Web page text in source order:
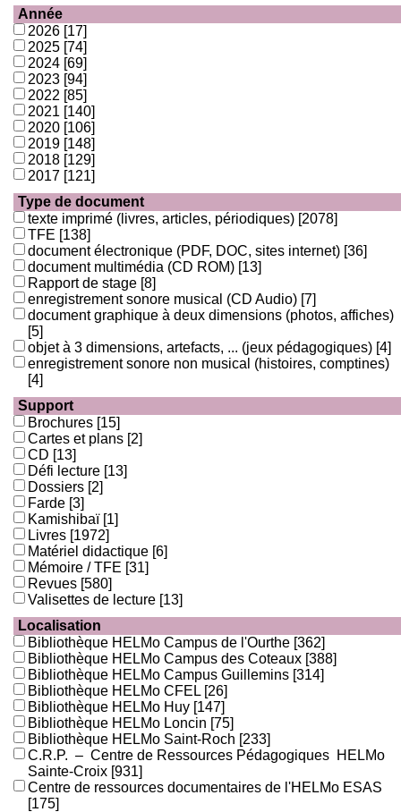
Année
2026 [17]
2025 [74]
2024 [69]
2023 [94]
2022 [85]
2021 [140]
2020 [106]
2019 [148]
2018 [129]
2017 [121]
Type de document
texte imprimé (livres, articles, périodiques) [2078]
TFE [138]
document électronique (PDF, DOC, sites internet) [36]
document multimédia (CD ROM) [13]
Rapport de stage [8]
enregistrement sonore musical (CD Audio) [7]
document graphique à deux dimensions (photos, affiches)
[5]
objet à 3 dimensions, artefacts, ... (jeux pédagogiques) [4]
enregistrement sonore non musical (histoires, comptines)
[4]
Support
Brochures [15]
Cartes et plans [2]
CD [13]
Défi lecture [13]
Dossiers [2]
Farde [3]
Kamishibaï [1]
Livres [1972]
Matériel didactique [6]
Mémoire / TFE [31]
Revues [580]
Valisettes de lecture [13]
Localisation
Bibliothèque HELMo Campus de l'Ourthe [362]
Bibliothèque HELMo Campus des Coteaux [388]
Bibliothèque HELMo Campus Guillemins [314]
Bibliothèque HELMo CFEL [26]
Bibliothèque HELMo Huy [147]
Bibliothèque HELMo Loncin [75]
Bibliothèque HELMo Saint-Roch [233]
C.R.P. – Centre de Ressources Pédagogiques HELMo
Sainte-Croix [931]
Centre de ressources documentaires de l'HELMo ESAS
[175]